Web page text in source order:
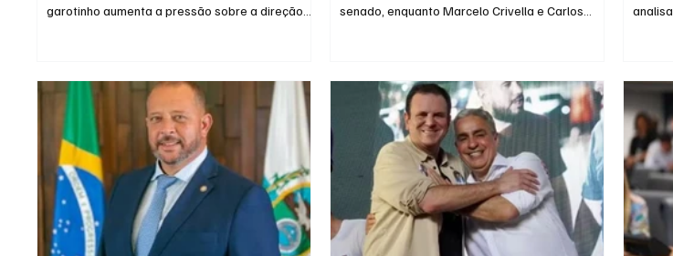
garotinho aumenta a pressão sobre a direção
Guanabara. Anthony Garotinho voltou a colocar
o Republicanos contra a parede na disputa
interna pela candidatura ao Governo do Estado.
O ex-governador avisou que só aceita entrar na
eleição se for cabeça de chapa. Caso o pa
senado, enquanto Marcelo Crivella e Carlos
da Operação Unha e Carne contra Márcio
Canella (UNIÃO BRASIL) embaralham o tabuleiro
político da direita fluminense para a disputa ao
Senado em 2026. Enquanto Castro, que chegou
a ser apontado como o principal nom
2026
como
das